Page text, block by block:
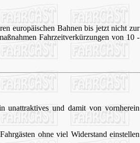
europäischen Bahnen bis jetzt nicht zur
Fahrzeitverkürzungen von 10 -
unattraktives und damit von vornherein
ohne viel Widerstand einstellen